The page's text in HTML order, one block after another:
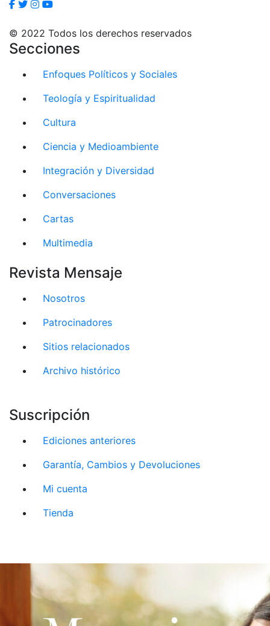
© 2022 Todos los derechos reservados
Secciones
Enfoques Políticos y Sociales
Teología y Espiritualidad
Cultura
Ciencia y Medioambiente
Integración y Diversidad
Conversaciones
Cartas
Multimedia
Revista Mensaje
Nosotros
Patrocinadores
Sitios relacionados
Archivo histórico
Suscripción
Ediciones anteriores
Garantía, Cambios y Devoluciones
Mi cuenta
Tienda